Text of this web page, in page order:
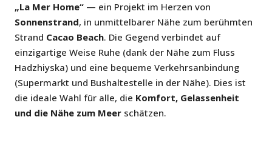
„La Mer Home“ — ein Projekt im Herzen von
Sonnenstrand, in unmittelbarer Nähe zum berühmten
Strand Cacao Beach. Die Gegend verbindet auf
einzigartige Weise Ruhe (dank der Nähe zum Fluss
Hadzhiyska) und eine bequeme Verkehrsanbindung
(Supermarkt und Bushaltestelle in der Nähe). Dies ist
die ideale Wahl für alle, die Komfort, Gelassenheit
und die Nähe zum Meer schätzen.